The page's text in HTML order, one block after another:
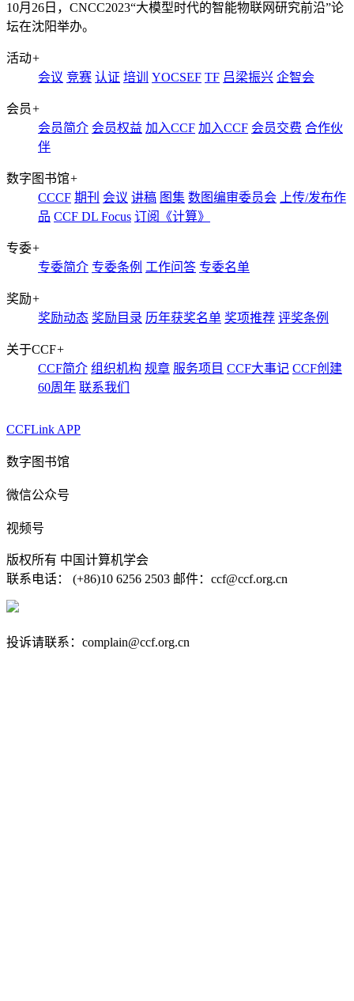
10月26日，CNCC2023“大模型时代的智能物联网研究前沿”论
坛在沈阳举办。
活动+
会议 竞赛 认证 培训 YOCSEF TF 吕梁振兴 企智会
会员+
会员简介 会员权益 加入CCF 加入CCF 会员交费 合作伙
伴
数字图书馆+
CCCF 期刊 会议 讲稿 图集 数图编审委员会
上传/发布作
品 CCF DL Focus 订阅《计算》
专委+
专委简介 专委条例 工作问答 专委名单
奖励+
奖励动态 奖励目录 历年获奖名单 奖项推荐 评奖条例
关于CCF+
CCF简介 组织机构 规章 服务项目 CCF大事记 CCF创建
60周年 联系我们
CCFLink APP
数字图书馆
微信公众号
视频号
版权所有 中国计算机学会
联系电话： (+86)10 6256 2503 邮件：ccf@ccf.org.cn
投诉请联系：complain@ccf.org.cn